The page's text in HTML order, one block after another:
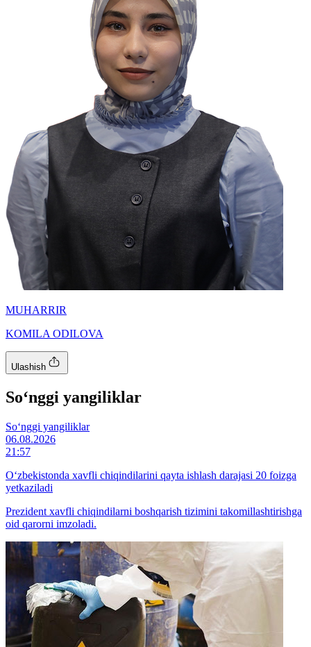
MUHARRIR
KOMILA ODILOVA
Ulashish
So‘nggi yangiliklar
So‘nggi yangiliklar
06.08.2026
21:57
O‘zbekistonda xavfli chiqindilarini qayta ishlash darajasi 20 foizga
yetkaziladi
Prezident xavfli chiqindilarni boshqarish tizimini takomillashtirishga
oid qarorni imzoladi.